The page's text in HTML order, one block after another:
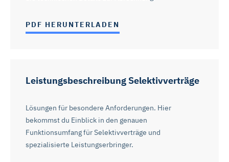
Profilbildung verwenden. Sie können über die
Schaltflächen auch einzeln der Verwendung von Statistik-
und Statistik-Cookies ablehnen. Über die Schaltflächen
und „Auswahl erlauben“ können Sie die Cookies
PDF HERUNTERLADEN
Leistungsbeschreibung Selektivverträge
Lösungen für besondere Anforderungen. Hier
bekommst du Einblick in den genauen
Funktionsumfang für Selektivverträge und
spezialisierte Leistungserbringer.